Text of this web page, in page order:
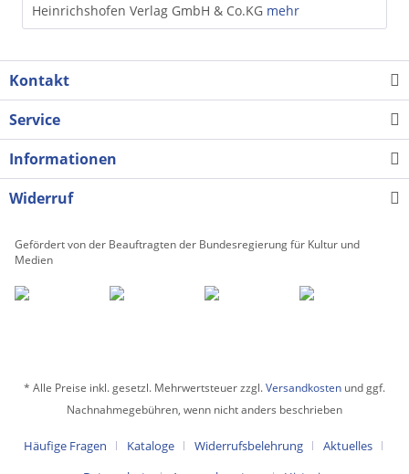
Heinrichshofen Verlag GmbH & Co.KG mehr
Kontakt
Service
Informationen
Widerruf
Gefördert von der Beauftragten der Bundesregierung für Kultur und
Medien
* Alle Preise inkl. gesetzl. Mehrwertsteuer zzgl.Versandkosten und ggf.
Nachnahmegebühren, wenn nicht anders beschrieben
Häufige Fragen Kataloge Widerrufsbelehrung
Aktuelles